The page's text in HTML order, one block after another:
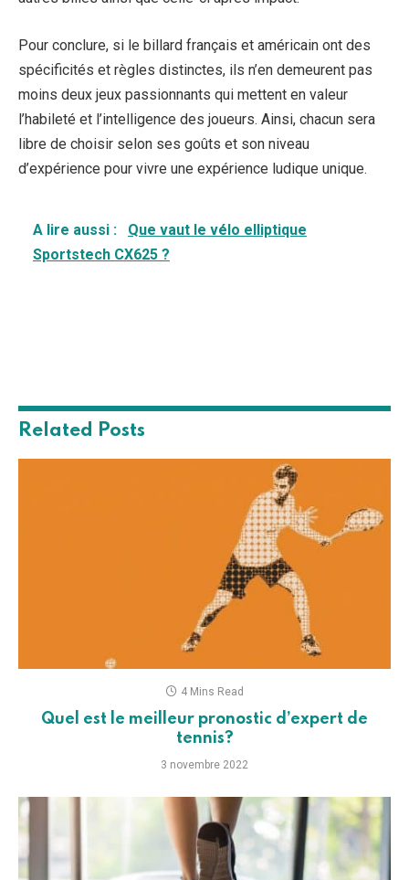
Pour conclure, si le billard français et américain ont des
spécificités et règles distinctes, ils n’en demeurent pas
moins deux jeux passionnants qui mettent en valeur
l’habileté et l’intelligence des joueurs. Ainsi, chacun sera
libre de choisir selon ses goûts et son niveau
d’expérience pour vivre une expérience ludique unique.
A lire aussi :
Que vaut le vélo elliptique
Sportstech CX625 ?
Related Posts
4 Mins Read
Quel est le meilleur pronostic d’expert de
tennis?
3 novembre 2022